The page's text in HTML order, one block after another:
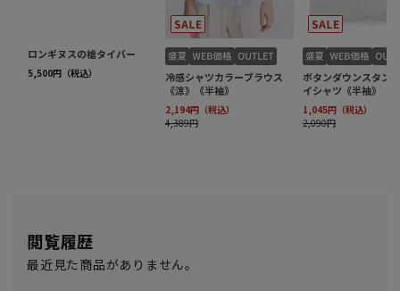
閲覧履歴
最近見た商品がありません。